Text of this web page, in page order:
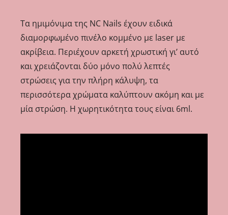
Τα ημιμόνιμα της NC Nails έχουν ειδικά
διαμορφωμένο πινέλο κομμένο με laser με
ακρίβεια. Περιέχουν αρκετή χρωστική γι’ αυτό
και χρειάζονται δύο μόνο πολύ λεπτές
στρώσεις για την πλήρη κάλυψη, τα
περισσότερα χρώματα καλύπτουν ακόμη και με
μία στρώση. Η χωρητικότητα τους είναι 6ml.